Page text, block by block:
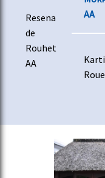
Resena
de
Rouhet
AA
AA